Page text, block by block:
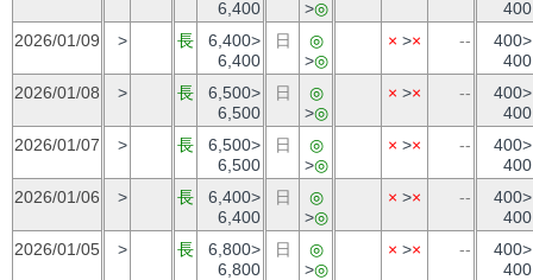
6,400
>◎
400
2026/01/09
> 長
6,400>
6,400
日
◎
>◎
× >× --
400>
400
2026/01/08
> 長
6,500>
6,500
日
◎
>◎
× >× --
400>
400
2026/01/07
> 長
6,500>
6,500
日
◎
>◎
× >× --
400>
400
2026/01/06
> 長
6,400>
6,400
日
◎
>◎
× >× --
400>
400
2026/01/05
> 長
6,800>
6,800
日
◎
>◎
× >× --
400>
400